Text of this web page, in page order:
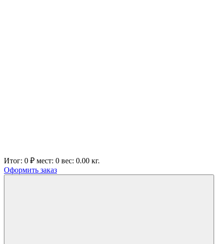
Итог: 0 ₽ мест: 0 вес: 0.00 кг.
Оформить заказ